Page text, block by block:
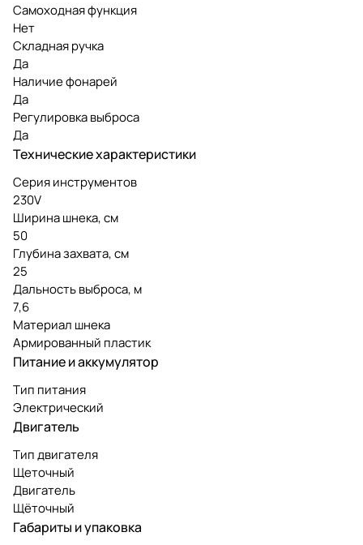
Самоходная функция
Нет
Складная ручка
Да
Наличие фонарей
Да
Регулировка выброса
Да
Технические характеристики
Серия инструментов
230V
Ширина шнека, см
50
Глубина захвата, см
25
Дальность выброса, м
7,6
Материал шнека
Армированный пластик
Питание и аккумулятор
Тип питания
Электрический
Двигатель
Тип двигателя
Щеточный
Двигатель
Щёточный
Габариты и упаковка